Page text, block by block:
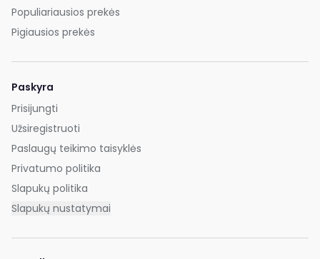
Populiariausios prekės
Pigiausios prekės
Paskyra
Prisijungti
Užsiregistruoti
Paslaugų teikimo taisyklės
Privatumo politika
Slapukų politika
Slapukų nustatymai